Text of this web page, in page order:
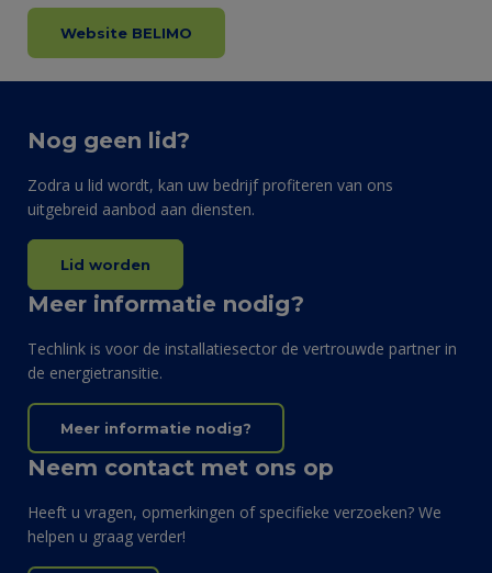
Website BELIMO
Nog geen lid?
Zodra u lid wordt, kan uw bedrijf profiteren van ons
uitgebreid aanbod aan diensten.
Lid worden
Meer informatie nodig?
Techlink is voor de installatiesector de vertrouwde partner in
de energietransitie.
Meer informatie nodig?
Neem contact met ons op
Heeft u vragen, opmerkingen of specifieke verzoeken? We
helpen u graag verder!